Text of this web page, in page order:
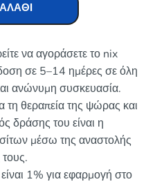
να αγοράσετε το nix
σε 5–14 ημέρες σε όλη
ανώνυμη συσκευασία.
τη θεραπεία της ψώρας και
δράσης του είναι η
μέσω της αναστολής
τους.
1% για εφαρμογή στο